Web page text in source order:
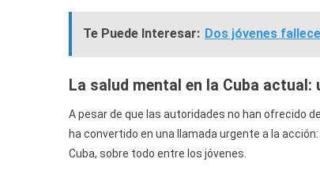
Te Puede Interesar: Dos jóvenes
La salud mental en la Cuba
A pesar de que las autoridades no han ofrecido
ha convertido en una llamada urgente a la
Cuba, sobre todo entre los jóvenes.